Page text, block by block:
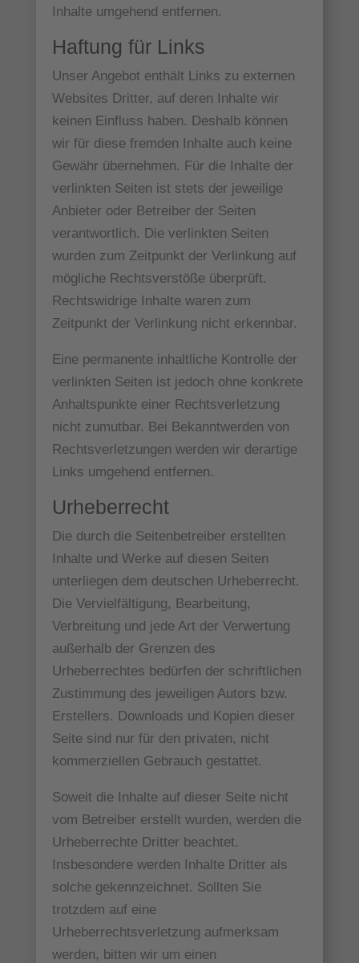
Inhalte umgehend entfernen.
Haftung für Links
Unser Angebot enthält Links zu externen
Websites Dritter, auf deren Inhalte wir
keinen Einfluss haben. Deshalb können
wir für diese fremden Inhalte auch keine
Gewähr übernehmen. Für die Inhalte der
verlinkten Seiten ist stets der jeweilige
Anbieter oder Betreiber der Seiten
verantwortlich. Die verlinkten Seiten
wurden zum Zeitpunkt der Verlinkung auf
mögliche Rechtsverstöße überprüft.
Rechtswidrige Inhalte waren zum
Zeitpunkt der Verlinkung nicht erkennbar.
Eine permanente inhaltliche Kontrolle der
verlinkten Seiten ist jedoch ohne konkrete
Anhaltspunkte einer Rechtsverletzung
nicht zumutbar. Bei Bekanntwerden von
Rechtsverletzungen werden wir derartige
Links umgehend entfernen.
Urheberrecht
Die durch die Seitenbetreiber erstellten
Inhalte und Werke auf diesen Seiten
unterliegen dem deutschen Urheberrecht.
Die Vervielfältigung, Bearbeitung,
Verbreitung und jede Art der Verwertung
außerhalb der Grenzen des
Urheberrechtes bedürfen der schriftlichen
Zustimmung des jeweiligen Autors bzw.
Erstellers. Downloads und Kopien dieser
Seite sind nur für den privaten, nicht
kommerziellen Gebrauch gestattet.
Soweit die Inhalte auf dieser Seite nicht
vom Betreiber erstellt wurden, werden die
Urheberrechte Dritter beachtet.
Insbesondere werden Inhalte Dritter als
solche gekennzeichnet. Sollten Sie
trotzdem auf eine
Urheberrechtsverletzung aufmerksam
werden, bitten wir um einen